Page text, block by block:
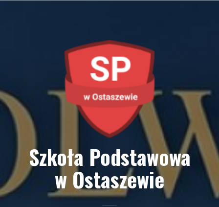
Szkoła Podstawowa
w Ostaszewie